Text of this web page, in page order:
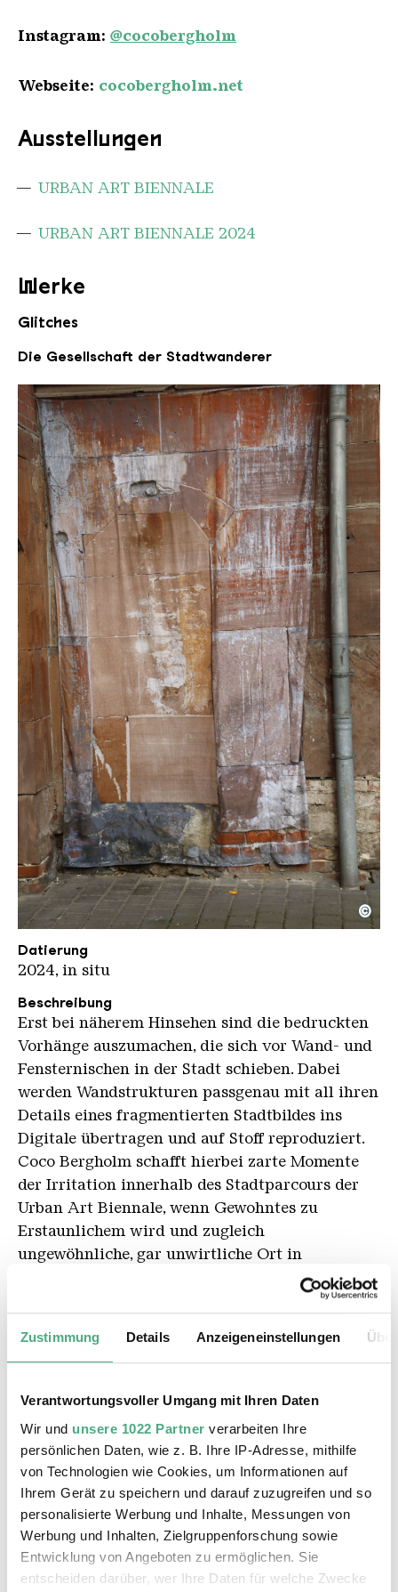
Zustimmung Details Anzeigeneinstellungen
Verantwortungsvoller Umgang mit Ihren Daten
Wir und unsere 1022 Partner verarbeiten Ihre
persönlichen Daten, wie z. B. Ihre IP-Adresse, mithilfe
von Technologien wie Cookies, um Informationen auf
Ihrem Gerät zu speichern und darauf zuzugreifen und so
personalisierte Werbung und Inhalte, Messungen von
Werbung und Inhalten, Zielgruppenforschung sowie
Entwicklung von Angeboten zu ermöglichen. Sie
entscheiden darüber, wer Ihre Daten für welche Zwecke
Instagram: @cocobergholm
Webseite: cocobergholm.net
Ausstellungen
URBAN ART BIENNALE
URBAN ART BIENNALE 2024
Werke
Glitches
Die Gesellschaft der Stadtwanderer
Coco Bergholm Tuer kompr
Copyright: Karl Heinrich Veith
©
Datierung
2024, in situ
Beschreibung
Erst bei näherem Hinsehen sind die bedruckten
Vorhänge auszumachen, die sich vor Wand- und
Fensternischen in der Stadt schieben. Dabei
werden Wandstrukturen passgenau mit all ihren
Details eines fragmentierten Stadtbildes ins
Digitale übertragen und auf Stoff reproduziert.
Coco Bergholm schafft hierbei zarte Momente
der Irritation innerhalb des Stadtparcours der
Urban Art Biennale, wenn Gewohntes zu
Erstaunlichem wird und zugleich
ungewöhnliche, gar unwirtliche Ort in
Erinnerung gerufen werden. Die wie optische
Fallen getarnten Bilddrucke wiederholen das
vorbildliches Versteck vor möglichen übereifrig
überwachenden Sicherheitskameras ab.
Key Moments
Die Gesellschaft der Stadtwanderer